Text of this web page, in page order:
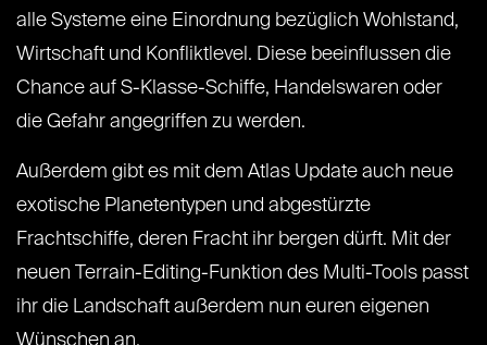
alle Systeme eine Einordnung bezüglich Wohlstand,
Wirtschaft und Konfliktlevel. Diese beeinflussen die
Chance auf S-Klasse-Schiffe, Handelswaren oder
die Gefahr angegriffen zu werden.
Außerdem gibt es mit dem Atlas Update auch neue
exotische Planetentypen und abgestürzte
Frachtschiffe, deren Fracht ihr bergen dürft. Mit der
neuen Terrain-Editing-Funktion des Multi-Tools passt
ihr die Landschaft außerdem nun euren eigenen
Wünschen an.